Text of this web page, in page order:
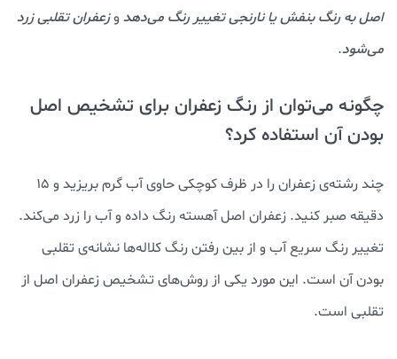
اصل به رنگ بنفش یا نارنجی تغییر رنگ می‌دهد وزعفران تقلبی زرد
می‌شود.
چگونه می‌توان از رنگ زعفران برای تشخیص اصل
بودن آن استفاده کرد؟
چند رشته‌ی زعفران را در ظرف کوچکی حاوی آب گرم بریزید و 15
دقیقه صبر کنید. زعفران اصل آهسته رنگ داده و آب را زرد می‌کند.
تغییر رنگ سریع آب و از بین رفتن رنگ کلاله‌ها نشانه‌ی تقلبی
بودن آن است. این مورد یکی از روش‌های تشخیص زعفران اصل از
تقلبی است.